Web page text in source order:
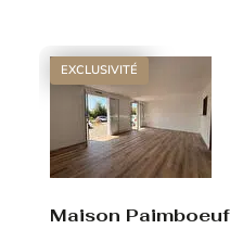
EXCLUSIVITÉ
Maison Paimboeuf